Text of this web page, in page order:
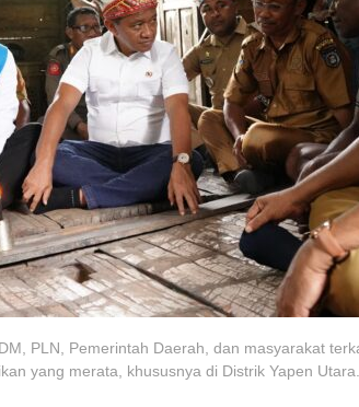
PLN, Pemerintah Daerah, dan masyarakat
yang merata, khususnya di Distrik Yapen